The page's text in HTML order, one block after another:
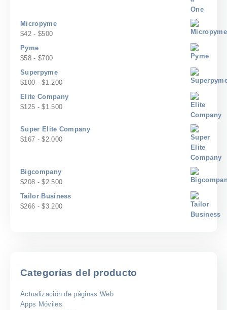
desde
$17
Micropyme
$42 - $500Rango
$42
hasta
$500
Pyme
$58 - $700Rango
$58
hasta
Superpyme
$100 - $1.200Rango
precios:
hasta
$1.200
Elite Company
$125 - $1.500Rango
precios:
desde
Super Elite Company
$167 - $2.000Rango
$167
$2.000
Bigcompany
$208 - $2.500Rango
Tailor Business
$266 - $3.200Rango
Categorías del producto
Actualización de páginas Web
Apps Móviles